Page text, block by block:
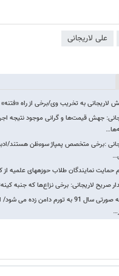
علی لاریجانی
لاریجانی به تخریب وی/برخی از راه
جهش قیمت‌ها و گرانی موجود نتیجه
:برخی متخصص پمپاژ سوءظن هستند/
حمایت نمایندگان طلاب حوزه​های علمیه از
صریح لاریجانی: برخی نزاع‌ها که جنبه
در چه صورتی سال 91 به تورم دامن